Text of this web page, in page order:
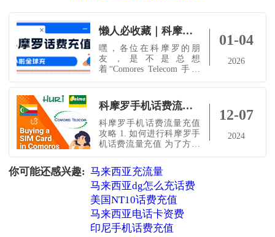
懒人必收藏｜科摩罗Comores Telecom话费查不了？这招＋话费教程，轻松搞定！
嘿，各位在科摩罗的朋
友，是不是总想
着“Comores Telecom 手机
服听不懂，发短信又怕弄
错”？别着急，给你安排上
科摩罗Comores Telecom查
询方式，查完话费再教你
怎么用 小啦全球充话费，
都不用出门，国内也能
式，最实用的2招拨号查话
费：直接输入 *123#，按
01-04
2026
科摩罗手机话费流量充值攻略
科摩罗手机话费流量充值
攻略 1. 如何进行科摩罗手
机话费流量充值 为了方便
小啦全球充平台提供了一
种简便、快捷的充值方
式。您只需按照以下几个
简单步骤，即可完成充
值： 步骤一：访问
12-07
2024
你可能还感兴趣: 马来西亚充流量
马来西亚dg怎么充话费
美国NT10话费充值
马来西亚电话卡资费
印尼手机话费充值